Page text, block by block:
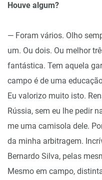
Houve algum?
— Foram vários. Olho
um. Ou dois. Ou melhor
fantástica. Tem aquela
campo é de uma
Eu valorizo muito isto.
Rússia, sem eu lhe pedir
me uma camisola dele.
da minha arbitragem.
Bernardo Silva, pelas
Mesmo em campo,